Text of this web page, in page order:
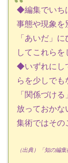
◆編集でいち
事態や現象を
「あいだ」
してこれらを
◆いずれにし
らを少しでも
「関係づけ
放っておかな
集術ではその
（出典）「知の編